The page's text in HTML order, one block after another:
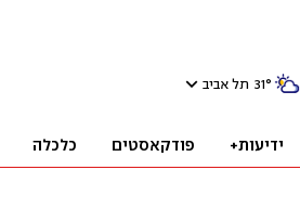
31° תל אביב
ידיעות+ פודקאסטים כלכלה